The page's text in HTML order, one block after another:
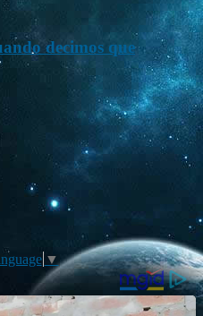
decimos que
▼